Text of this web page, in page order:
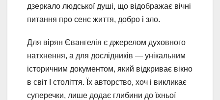
дзеркало людської душі, що відображає вічні
питання про сенс життя, добро і зло.
Для вірян Євангелія є джерелом духовного
натхнення, а для дослідників — унікальним
історичним документом, який відкриває вікно
в світ І століття. Їх авторство, хоч і викликає
суперечки, лише додає глибини до їхньої